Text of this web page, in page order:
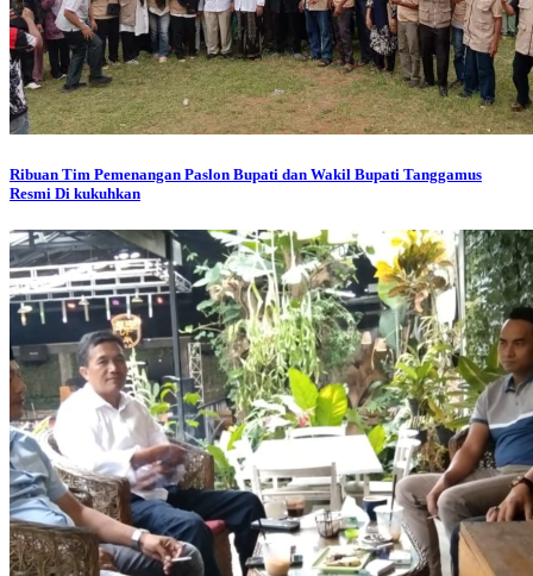
Ribuan Tim Pemenangan Paslon Bupati dan Wakil Bupati Tanggamus
Resmi Di kukuhkan